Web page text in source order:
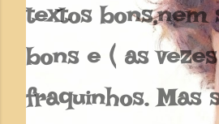
textos bons,nem
bons e ( as
fraquinhos. Mas